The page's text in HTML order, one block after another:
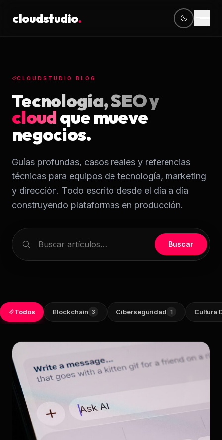
cloudstudio.
Desarrollo Web
Venta en línea
Posicionamiento
CRM & ERPS
Infraestructura
CLOUDSTUDIO BLOG
Tecnología, SEO y
cloudque mueve
negocios.
Guías profundas, casos reales y referencias
técnicas para equipos de tecnología, marketing
y dirección. Todo escrito desde el día a día
construyendo plataformas en producción.
Buscar artículos
Buscar
Todos Blockchain 3 Ciberseguridad 1 Cultura